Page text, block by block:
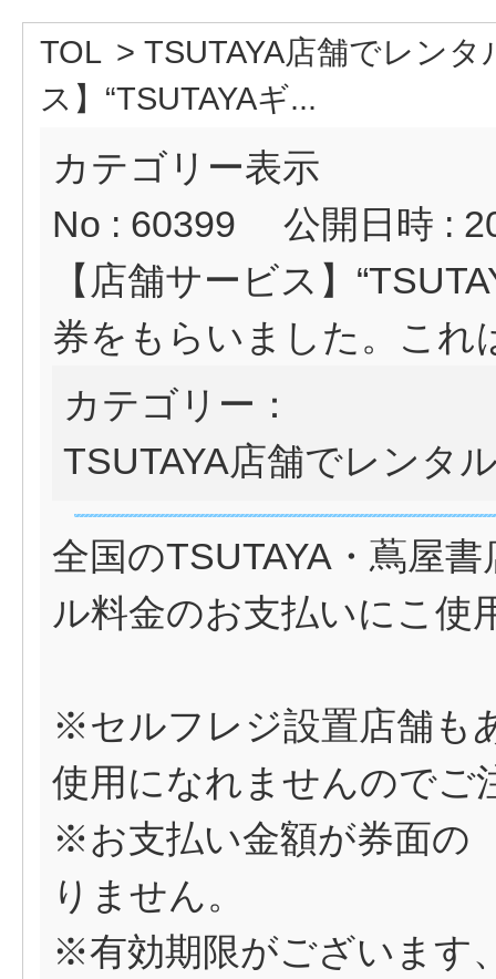
TOL > TSUTAYA店舗でレンタ
ス】“TSUTAYAギ...
カテゴリー表示
No : 60399
公開日時 :
【店舗サービス】
券をもらいました。これ
カテゴリー：
TSUTAYA店舗でレンタ
全国のTSUTAYA・蔦屋
ル料金のお支払いにこ使
※セルフレジ設置店舗も
使用になれませんのでご
※お支払い金額が券面
りません。
※有効期限がございます